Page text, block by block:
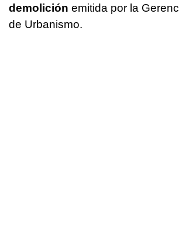
demolición emitida por la
de Urbanismo.